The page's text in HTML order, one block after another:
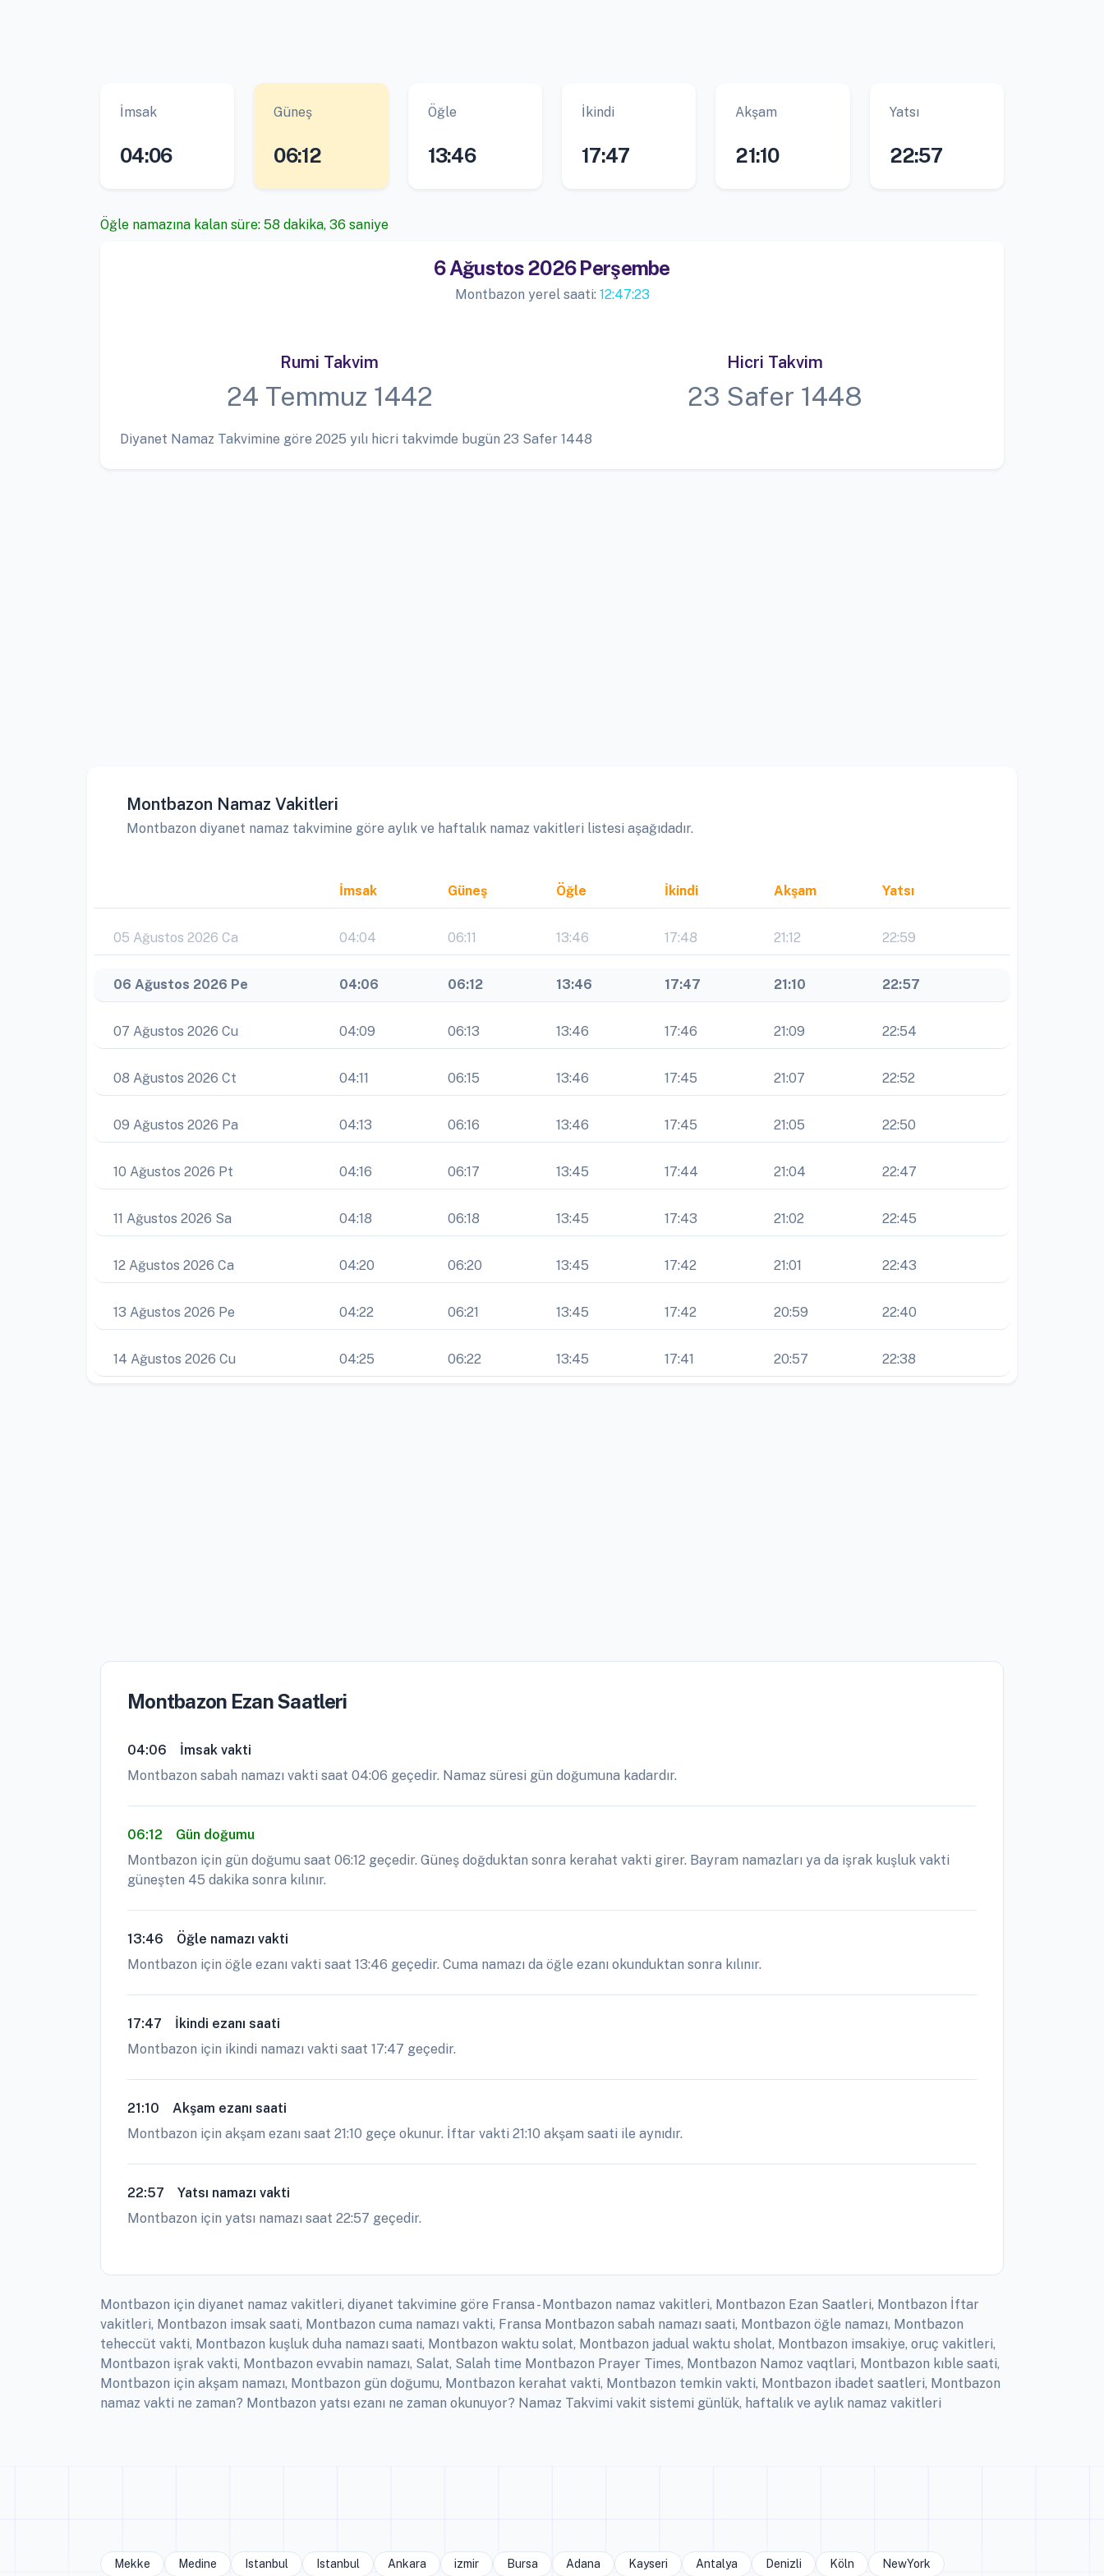
İmsak
04:06
Güneş
06:12
Öğle
13:46
İkindi
17:47
Akşam
21:10
Yatsı
22:57
Öğle namazına kalan süre: 58 dakika, 36 saniye
6 Ağustos 2026 Perşembe
Montbazon yerel saati: 12:47:23
Rumi Takvim
24 Temmuz 1442
Hicri Takvim
23 Safer 1448
Diyanet Namaz Takvimine göre 2025 yılı hicri takvimde bugün 23 Safer 1448
Montbazon Namaz Vakitleri
Montbazon diyanet namaz takvimine göre aylık ve haftalık namaz vakitleri listesi aşağıdadır.
İmsak Güneş Öğle İkindi Akşam Yatsı
05 Ağustos 2026 Ca 04:04 06:11 13:46 17:48 21:12 22:59
06 Ağustos 2026 Pe 04:06 06:12 13:46 17:47 21:10 22:57
07 Ağustos 2026 Cu 04:09 06:13 13:46 17:46 21:09 22:54
08 Ağustos 2026 Ct 04:11 06:15 13:46 17:45 21:07 22:52
09 Ağustos 2026 Pa 04:13 06:16 13:46 17:45 21:05 22:50
10 Ağustos 2026 Pt 04:16 06:17 13:45 17:44 21:04 22:47
11 Ağustos 2026 Sa 04:18 06:18 13:45 17:43 21:02 22:45
12 Ağustos 2026 Ca 04:20 06:20 13:45 17:42 21:01 22:43
13 Ağustos 2026 Pe 04:22 06:21 13:45 17:42 20:59 22:40
14 Ağustos 2026 Cu 04:25 06:22 13:45 17:41 20:57 22:38
Montbazon Ezan Saatleri
04:06
İmsak vakti
Montbazon sabah namazı vakti saat 04:06 geçedir. Namaz süresi gün doğumuna kadardır.
06:12
Gün doğumu
Montbazon için gün doğumu saat 06:12 geçedir. Güneş doğduktan sonra kerahat vakti girer. Bayram namazları ya da işrak kuşluk vakti
güneşten 45 dakika sonra kılınır.
13:46
Öğle namazı vakti
Montbazon için öğle ezanı vakti saat 13:46 geçedir. Cuma namazı da öğle ezanı okunduktan sonra kılınır.
17:47
İkindi ezanı saati
Montbazon için ikindi namazı vakti saat 17:47 geçedir.
21:10
Akşam ezanı saati
Montbazon için akşam ezanı saat 21:10 geçe okunur. İftar vakti 21:10 akşam saati ile aynıdır.
22:57
Yatsı namazı vakti
Montbazon için yatsı namazı saat 22:57 geçedir.
Montbazon için diyanet namaz vakitleri, diyanet takvimine göre Fransa - Montbazon namaz vakitleri, Montbazon Ezan Saatleri, Montbazon İftar
vakitleri, Montbazon imsak saati, Montbazon cuma namazı vakti, Fransa Montbazon sabah namazı saati, Montbazon öğle namazı, Montbazon
teheccüt vakti, Montbazon kuşluk duha namazı saati, Montbazon waktu solat, Montbazon jadual waktu sholat, Montbazon imsakiye, oruç vakitleri,
Montbazon işrak vakti, Montbazon evvabin namazı, Salat, Salah time Montbazon Prayer Times, Montbazon Namoz vaqtlari, Montbazon kıble saati,
Montbazon için akşam namazı, Montbazon gün doğumu, Montbazon kerahat vakti, Montbazon temkin vakti, Montbazon ibadet saatleri, Montbazon
namaz vakti ne zaman? Montbazon yatsı ezanı ne zaman okunuyor? Namaz Takvimi vakit sistemi günlük, haftalık ve aylık namaz vakitleri
Mekke Medine Istanbul Istanbul Ankara izmir Bursa Adana Kayseri Antalya Denizli Köln NewYork